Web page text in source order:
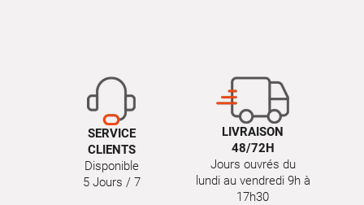
SERVICE
CLIENTS
Disponible
5 Jours / 7
LIVRAISON
48/72H
Jours ouvrés du
lundi au vendredi 9h à
17h30